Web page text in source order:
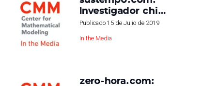
Investigador chi…
Publicado 15 de Julio de 2019
In the Media
zero-hora.com: